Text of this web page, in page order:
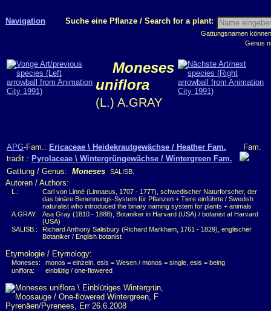
Navigation Suche eine Pflanze / Search for a plant:
Gattungsnamen
Genus
Moneses
uniflora
(L.) A.GRAY
APG-Fam.: Ericaceae \ Heidekrautgewächse / Heather Fam. Fam.
tradit.: Pyrolaceae \ Wintergrüngewächse / Wintergreen Fam.
Gattung / Genus: Moneses SALISB.
Autoren / Authors:
L.:
Carl von Linné (Linnaeus, 1707 - 1777), schwedischer Naturforscher, der
das binäre Benennungs-System für Pflanzen + Tiere einführte / Swedish
naturalist who introduced the binary naming system for plants + animals
A.GRAY:
Asa Gray (1810 - 1888), Botaniker in Harvard (USA) / botanist at Harvard
(USA)
SALISB.:
Richard Anthony Salisbury (Richard Markham, 1761 - 1829), englischer
Botaniker / English botanist
Etymologie / Etymology:
Moneses:
monos = einzeln, esis = Wesen / monos = single, esis = being
uniflora:
einblütig / one-flowered